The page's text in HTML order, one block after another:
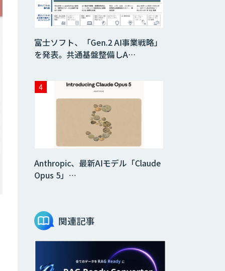
富士ソフト、「Gen.2 AI事業戦略」
を発表。共通基盤整備しA…
Anthropic、最新AIモデル「Claude
Opus 5」…
関連記事